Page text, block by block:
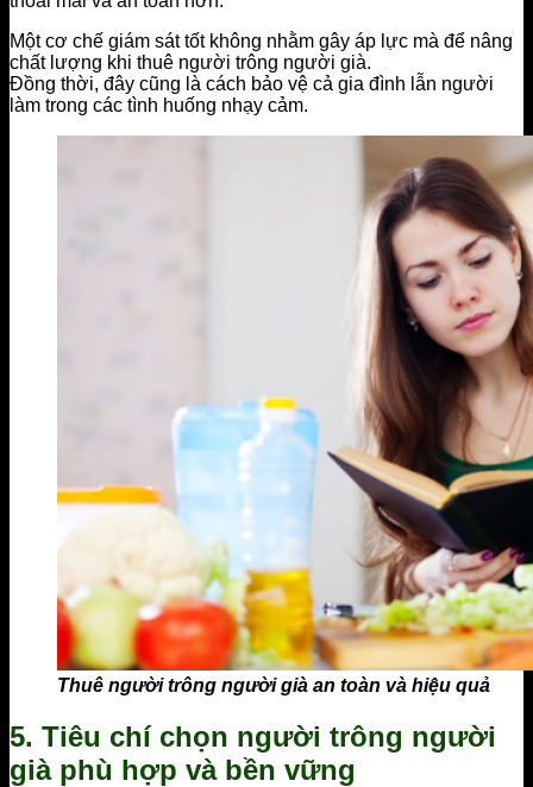
Một cơ chế giám sát tốt không nhằm gây áp lực mà để nâng
chất lượng khi thuê người trông người già.
Đồng thời, đây cũng là cách bảo vệ cả gia đình lẫn người
làm trong các tình huống nhạy cảm.
Thuê người trông người già an toàn và hiệu quả
5. Tiêu chí chọn người trông người
già phù hợp và bền vững